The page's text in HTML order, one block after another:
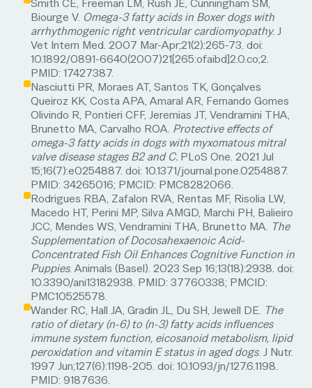
Smith CE, Freeman LM, Rush JE, Cunningham SM,
Biourge V. Omega-3 fatty acids in Boxer dogs with
arrhythmogenic right ventricular cardiomyopathy.J
Vet Intern Med. 2007 Mar-Apr;21(2):265-73. doi:
10.1892/0891-6640(2007)21[265:ofaibd]2.0.co;2.
PMID: 17427387.
Nasciutti PR, Moraes AT, Santos TK, Gonçalves
Queiroz KK, Costa APA, Amaral AR, Fernando Gomes
Olivindo R, Pontieri CFF, Jeremias JT, Vendramini THA,
Brunetto MA, Carvalho ROA. Protective effects of
omega-3 fatty acids in dogs with myxomatous mitral
valve disease stages B2 and C.PLoS One. 2021 Jul
15;16(7):e0254887. doi: 10.1371/journal.pone.0254887.
PMID: 34265016; PMCID: PMC8282066.
Rodrigues RBA, Zafalon RVA, Rentas MF, Risolia LW,
Macedo HT, Perini MP, Silva AMGD, Marchi PH, Balieiro
JCC, Mendes WS, Vendramini THA, Brunetto MA. The
Supplementation of Docosahexaenoic Acid-
Concentrated Fish Oil Enhances Cognitive Function in
Puppies. Animals (Basel). 2023 Sep 16;13(18):2938. doi:
10.3390/ani13182938. PMID: 37760338; PMCID:
PMC10525578.
Wander RC, Hall JA, Gradin JL, Du SH, Jewell DE. The
ratio of dietary (n-6) to (n-3) fatty acids influences
immune system function, eicosanoid metabolism, lipid
peroxidation and vitamin E status in aged dogs. J Nutr.
1997 Jun;127(6):1198-205. doi: 10.1093/jn/127.6.1198.
PMID: 9187636.